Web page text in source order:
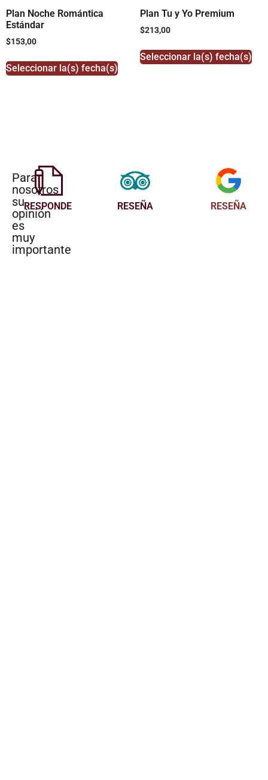
Plan Noche Romántica
Estándar
$153,00
Seleccionar la(s) fecha(s)
Plan Tu y Yo Premium
$213,00
Seleccionar la(s) fecha(s)
Para
nosotros
su
opinión
es
muy
importante
RESPONDE RESEÑA RESEÑA